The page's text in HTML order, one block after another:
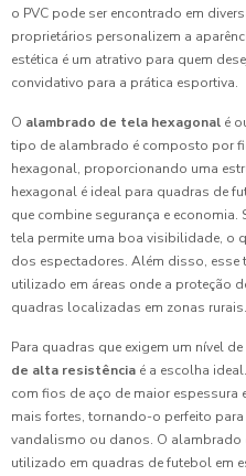
o PVC pode ser encontrado em
proprietários personalizem a
estética é um atrativo para quem
convidativo para a prática esportiva.
O alambrado de tela hexagonal é
tipo de alambrado é composto por
hexagonal, proporcionando uma
hexagonal é ideal para quadras de
que combine segurança e
tela permite uma boa visibilidade, o
dos espectadores. Além disso, esse
utilizado em áreas onde a proteção
quadras localizadas em zonas rurais.
Para quadras que exigem um nível
de alta resistência é a escolha
com fios de aço de maior
mais fortes, tornando-o perfeito
vandalismo ou danos. O alambrado
utilizado em quadras de futebol em